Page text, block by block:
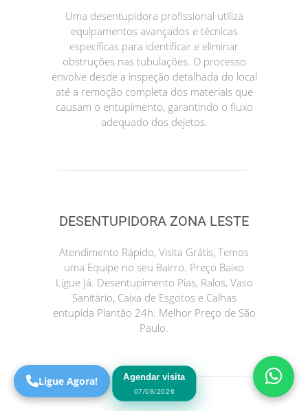
Uma desentupidora profissional utiliza
equipamentos avançados e técnicas
específicas para identificar e eliminar
obstruções nas tubulações. O processo
envolve desde a inspeção detalhada do local
até a remoção completa dos materiais que
causam o entupimento, garantindo o fluxo
adequado dos dejetos.
DESENTUPIDORA ZONA LESTE
Atendimento Rápido, Visita Grátis, Temos
uma Equipe no seu Bairro. Preço Baixo
Ligue Já. Desentupimento Pias, Ralos, Vaso
Sanitário, Caixa de Esgotos e Calhas
entupida Plantão 24h. Melhor Preço de São
Paulo.
Agendar visita
07/08/2026
Precisa de Ajuda?
Online
São Paulo! Precisa de
ajuda?
Ligue Agora!